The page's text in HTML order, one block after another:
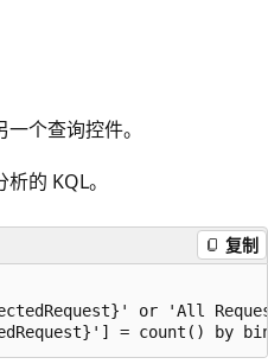
个查询控件。
的 KQL。
复制
or 'All